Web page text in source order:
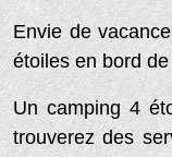
Envie de
étoiles en bord
Un camping 4
trouverez des